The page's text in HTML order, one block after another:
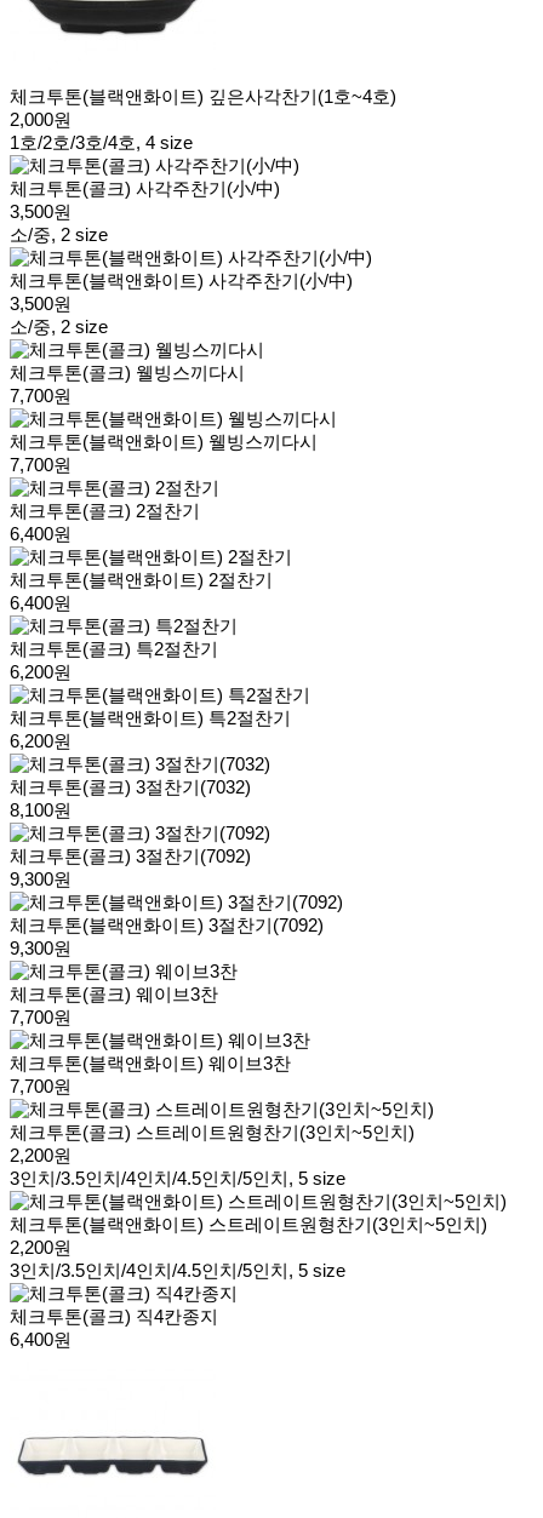
체크투톤(블랙앤화이트) 깊은사각찬기(1호~4호)
2,000원
1호/2호/3호/4호, 4 size
체크투톤(콜크) 사각주찬기(小/中)
3,500원
소/중, 2 size
체크투톤(블랙앤화이트) 사각주찬기(小/中)
3,500원
소/중, 2 size
체크투톤(콜크) 웰빙스끼다시
7,700원
체크투톤(블랙앤화이트) 웰빙스끼다시
7,700원
체크투톤(콜크) 2절찬기
6,400원
체크투톤(블랙앤화이트) 2절찬기
6,400원
체크투톤(콜크) 특2절찬기
6,200원
체크투톤(블랙앤화이트) 특2절찬기
6,200원
체크투톤(콜크) 3절찬기(7032)
8,100원
체크투톤(콜크) 3절찬기(7092)
9,300원
체크투톤(블랙앤화이트) 3절찬기(7092)
9,300원
체크투톤(콜크) 웨이브3찬
7,700원
체크투톤(블랙앤화이트) 웨이브3찬
7,700원
체크투톤(콜크) 스트레이트원형찬기(3인치~5인치)
2,200원
3인치/3.5인치/4인치/4.5인치/5인치, 5 size
체크투톤(블랙앤화이트) 스트레이트원형찬기(3인치~5인치)
2,200원
3인치/3.5인치/4인치/4.5인치/5인치, 5 size
체크투톤(콜크) 직4칸종지
6,400원